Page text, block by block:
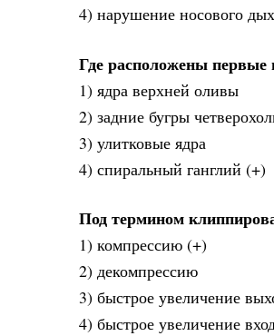
4) нарушение носового
Где расположены первые
1) ядра верхней оливы
2) задние бугры
3) улитковые ядра
4) спиральный ганглий (+)
Под термином
1) компрессию (+)
2) декомпрессию
3) быстрое увеличение
4) быстрое увеличение